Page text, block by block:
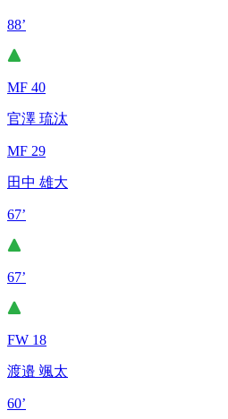
88’
MF 40
官澤 琉汰
MF 29
田中 雄大
67’
67’
FW 18
渡邉 颯太
60’